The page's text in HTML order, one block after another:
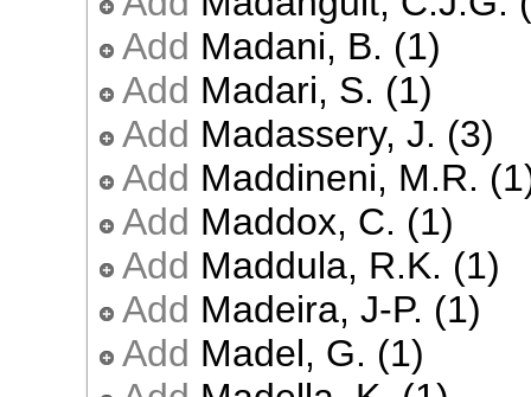
Add Madani, B. (1)
Add Madari, S. (1)
Add Madassery, J. (3)
Add Maddineni, M.R.
Add Maddox, C. (1)
Add Maddula, R.K. (1)
Add Madeira, J-P. (1)
Add Madel, G. (1)